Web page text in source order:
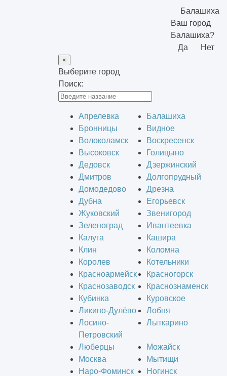
Балашиха
Ваш город
Балашиха?
Да
Нет
×
Выберите город
Поиск:
Апрелевка
Балашиха
Бронницы
Видное
Волоколамск
Воскресенск
Высоковск
Голицыно
Дедовск
Дзержинский
Дмитров
Долгопрудный
Домодедово
Дрезна
Дубна
Егорьевск
Жуковский
Звенигород
Зеленоград
Ивантеевка
Калуга
Кашира
Клин
Коломна
Королев
Котельники
Красноармейск
Красногорск
Краснозаводск
Краснознаменск
Кубинка
Куровское
Ликино-Дулёво
Лобня
Лосино-
Петровский
Лыткарино
Люберцы
Можайск
Москва
Мытищи
Наро-Фоминск
Ногинск